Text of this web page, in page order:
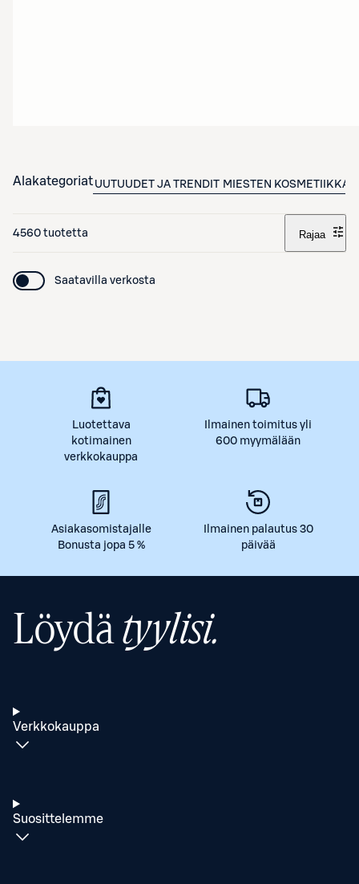
Alakategoriat UUTUUDET JA TRENDIT MIESTEN KOSMETIIKKA
4560 tuotetta Rajaa
Saatavilla verkosta
Luotettava
kotimainen
verkkokauppa
Ilmainen toimitus yli
600 myymälään
Asiakasomistajalle
Bonusta jopa 5 %
Ilmainen palautus 30
päivää
Löydätyylisi.
Verkkokauppa
Suosittelemme